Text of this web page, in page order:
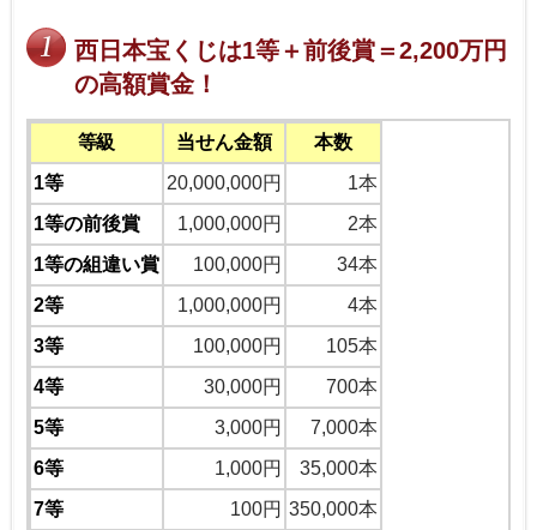
西日本宝くじは1等＋前後賞＝2,200万円
の高額賞金！
等級 当せん金額
本数
1等
20,000,000円
1本
1等の前後賞
1,000,000円
2本
1等の組違い賞
100,000円
34本
2等
1,000,000円
4本
3等
100,000円
105本
4等
30,000円
700本
5等
3,000円
7,000本
6等
1,000円
35,000本
7等
100円 350,000本